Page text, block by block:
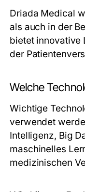
Driada Medical
als auch in der
bietet innovative
der
Welche
Wichtige
verwendet
Intelligenz, Big
maschinelles
medizinischen